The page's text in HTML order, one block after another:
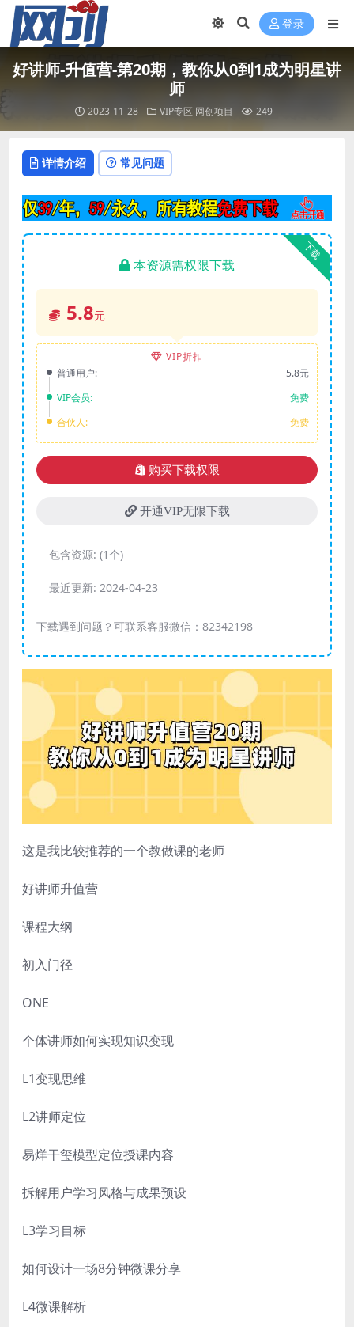
登录
好讲师-升值营-第20期，教你从0到1成为明星讲
师
2023-11-28 VIP专区 网创项目 249
详情介绍 常见问题
下载
本资源需权限下载
5.8元
VIP折扣
普通用户:
5.8元
VIP会员:
免费
合伙人:
免费
购买下载权限
开通VIP无限下载
包含资源: (1个)
最近更新: 2024-04-23
下载遇到问题？可联系客服微信：82342198
这是我比较推荐的一个教做课的老师
好讲师升值营
课程大纲
初入门径
ONE
个体讲师如何实现知识变现
L1变现思维
L2讲师定位
易烊干玺模型定位授课内容
拆解用户学习风格与成果预设
L3学习目标
如何设计一场8分钟微课分享
L4微课解析